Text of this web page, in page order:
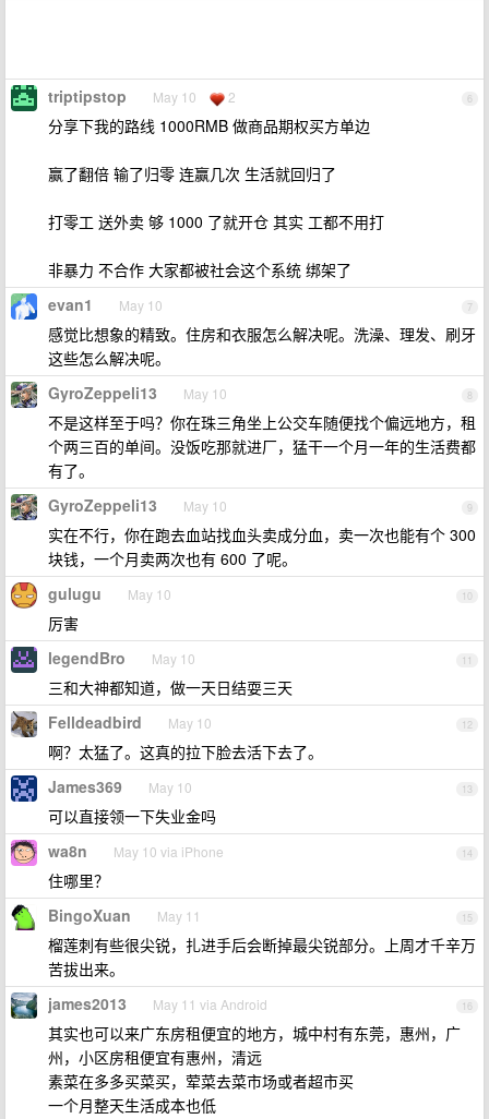
6
triptipstop May 10 2
分享下我的路线 1000RMB 做商品期权买方单边
赢了翻倍 输了归零 连赢几次 生活就回归了
打零工 送外卖 够 1000 了就开仓 其实 工都不用打
非暴力 不合作 大家都被社会这个系统 绑架了
7
evan1 May 10
感觉比想象的精致。住房和衣服怎么解决呢。洗澡、理发、刷牙
这些怎么解决呢。
8
GyroZeppeli13 May 10
不是这样至于吗？你在珠三角坐上公交车随便找个偏远地方，租
个两三百的单间。没饭吃那就进厂，猛干一个月一年的生活费都
有了。
9
GyroZeppeli13 May 10
实在不行，你在跑去血站找血头卖成分血，卖一次也能有个 300
块钱，一个月卖两次也有 600 了呢。
10
gulugu May 10
厉害
11
legendBro May 10
三和大神都知道，做一天日结耍三天
12
Felldeadbird May 10
啊？太猛了。这真的拉下脸去活下去了。
13
James369 May 10
可以直接领一下失业金吗
14
wa8n May 10 via iPhone
住哪里？
15
BingoXuan May 11
榴莲刺有些很尖锐，扎进手后会断掉最尖锐部分。上周才千辛万
苦拔出来。
16
james2013 May 11 via Android
其实也可以来广东房租便宜的地方，城中村有东莞，惠州，广
州，小区房租便宜有惠州，清远
素菜在多多买菜买，荤菜去菜市场或者超市买
一个月整天生活成本也低